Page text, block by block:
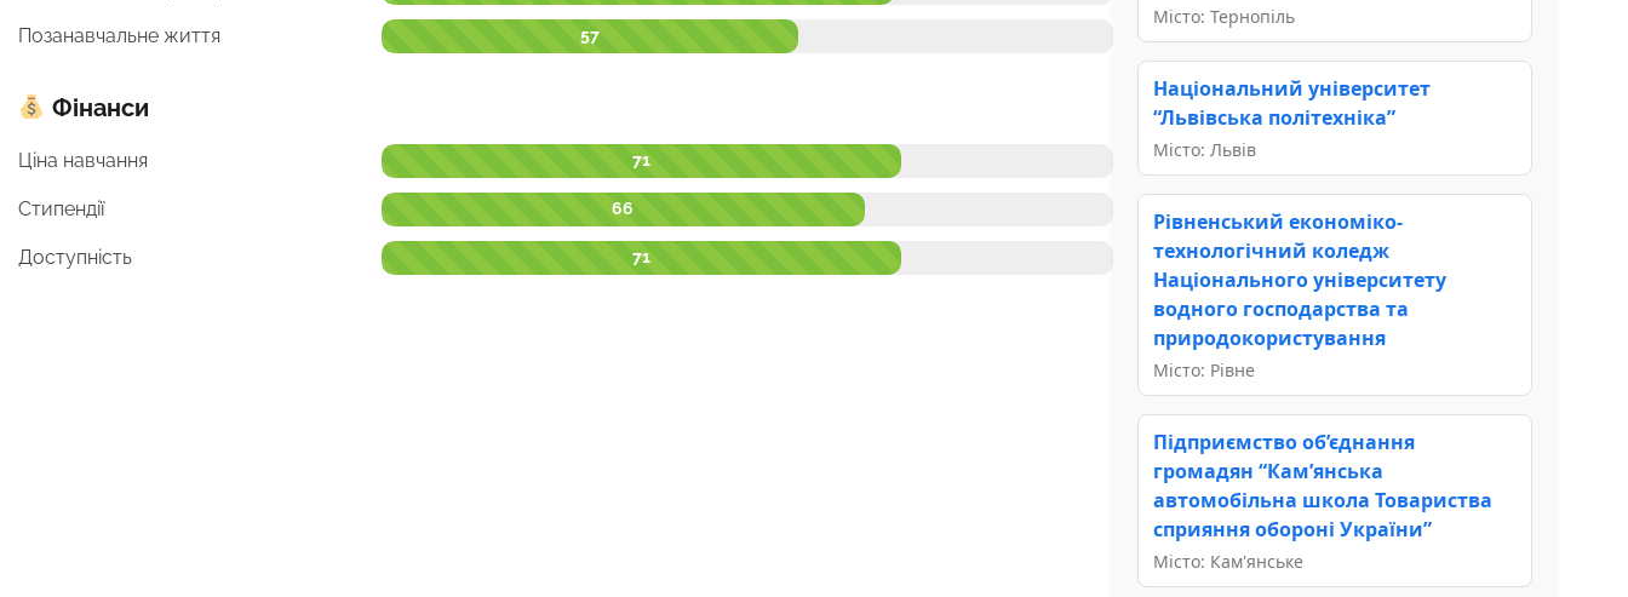
Позанавчальне життя 57
Фінанси
Ціна навчання 71
Стипендії 66
Доступність 71
Місто: Тернопіль
Національний університет
“Львівська політехніка”
Місто: Львів
Рівненський економіко-
технологічний коледж
Національного університету
водного господарства та
природокористування
Місто: Рівне
Підприємство об’єднання
громадян “Кам’янська
автомобільна школа Товариства
сприяння обороні України”
Місто: Кам'янське